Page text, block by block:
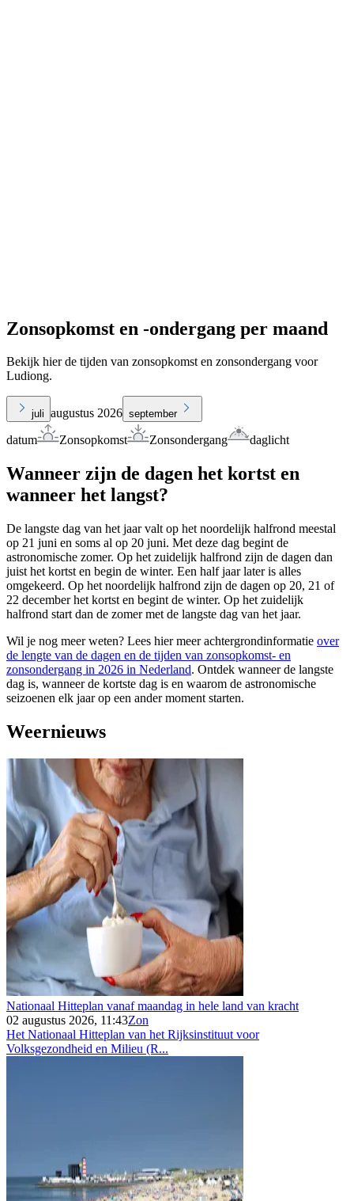
Zonsopkomst en -ondergang per maand
Bekijk hier de tijden van zonsopkomst en zonsondergang voor
Ludiong.
juli augustus 2026 september
datum Zonsopkomst Zonsondergang daglicht
Wanneer zijn de dagen het kortst en
wanneer het langst?
De langste dag van het jaar valt op het noordelijk halfrond meestal
op 21 juni en soms al op 20 juni. Met deze dag begint de
astronomische zomer. Op het zuidelijk halfrond zijn de dagen dan
juist het kortst en begin de winter. Een half jaar later is alles
omgekeerd. Op het noordelijk halfrond zijn de dagen op 20, 21 of
22 december het kortst en begint de winter. Op het zuidelijk
halfrond start dan de zomer met de langste dag van het jaar.
Wil je nog meer weten? Lees hier meer achtergrondinformatie over
de lengte van de dagen en de tijden van zonsopkomst- en
zonsondergang in 2026 in Nederland. Ontdek wanneer de langste
dag is, wanneer de kortste dag is en waarom de astronomische
seizoenen elk jaar op een ander moment starten.
Weernieuws
Nationaal Hitteplan vanaf maandag in hele land van kracht
02 augustus 2026, 11:43Zon
Het Nationaal Hitteplan van het Rijksinstituut voor
Volksgezondheid en Milieu (R...